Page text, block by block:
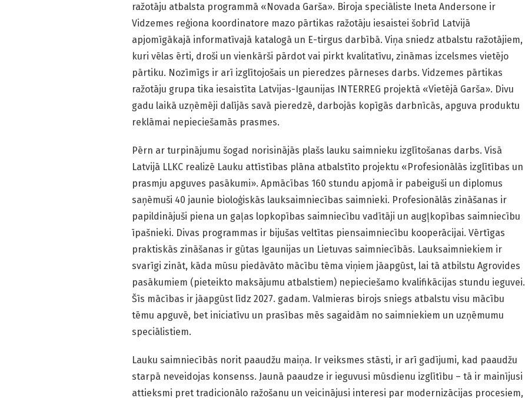
ražotāju atbalsta programmā «Novada Garša». Biroja speciāliste Ineta Andersone ir
Vidzemes reģiona koordinatore mazo pārtikas ražotāju iesaistei šobrīd Latvijā
apjomīgākajā informatīvajā katalogā un E-tirgus darbībā. Viņa sniedz atbalstu ražotājiem,
kuri vēlas ērti, droši un vienkārši pārdot vai pirkt kvalitatīvu, zināmas izcelsmes vietējo
pārtiku. Nozīmīgs ir arī izglītojošais un pieredzes pārneses darbs. Vidzemes pārtikas
ražotāju grupa tika iesaistīta Latvijas-Igaunijas INTERREG projektā «Vietējā Garša». Divu
gadu laikā uzņēmēji dalījās savā pieredzē, darbojās kopīgās darbnīcās, apguva produktu
reklāmai nepieciešamās prasmes.
Pērn ar turpinājumu šogad norisinājās plašs lauku saimnieku izglītošanas darbs. Visā
Latvijā LLKC realizē Lauku attīstības plāna atbalstīto projektu «Profesionālās izglītības un
prasmju apguves pasākumi». Apmācības 160 stundu apjomā ir pabeiguši un diplomus
saņēmuši 40 jaunie bioloģiskās lauksaimniecības saimnieki. Profesionālās zināšanas ir
papildinājuši piena un gaļas lopkopības saimniecību vadītāji un augļkopības saimniecību
īpašnieki. Divas programmas ir bijušas veltītas piensaimniecību kooperācijai. Vērtīgas
praktiskās zināšanas ir gūtas Igaunijas un Lietuvas saimniecībās. Lauksaimniekiem ir
svarīgi zināt, kāda mūsu piedāvāto mācību tēma viņiem jāapgūst, lai tā atbilstu Agrovides
pasākumiem (pieteikto maksājumu atbalstiem) nepieciešamo kvalifikācijas stundu ieguvei.
Šīs mācības ir jāapgūst līdz 2027. gadam. Valmieras birojs sniegs atbalstu visu mācību
tēmu apguvē, bet iniciatīvu un prasības mēs sagaidām no saimniekiem un uzņēmumu
speciālistiem.
Lauku saimniecībās norit paaudžu maiņa. Ir veiksmes stāsti, ir arī gadījumi, kad paaudžu
starpā neveidojas konsenss. Jaunā paaudze ir ieguvusi mūsdienu izglītību – tā ir mainījusi
attieksmi pret tradicionālo ražošanu un veicinājusi interesi par modernizācijas procesiem,